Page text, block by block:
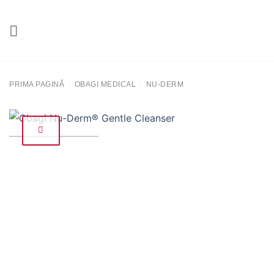
conținut
PRIMA PAGINĂ OBAGI MEDICAL NU-DERM